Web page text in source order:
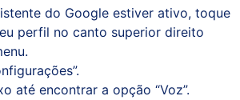
do Google estiver ativo, toque
perfil no canto superior direito
até encontrar a opção “Voz”.